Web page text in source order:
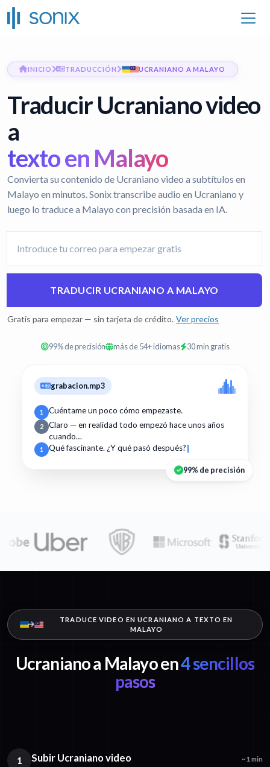
INICIO TRADUCCIÓN UCRANIANO A MALAYO
Traducir Ucraniano video
a
texto en Malayo
Convierta su contenido de Ucraniano video a subtítulos en
Malayo en minutos. Sonix transcribe audio en Ucraniano y
luego lo traduce a Malayo con precisión basada en IA.
TRADUCIR UCRANIANO A MALAYO
Gratis para empezar — sin tarjeta de crédito. Ver precios
99% de precisión más de 54+ idiomas 30 min gratis
grabacion.mp3
1 Cuéntame un poco cómo empezaste.
2
Claro — en realidad todo empezó hace unos años
cuando…
1 Qué fascinante. ¿Y qué pasó después?
99% de precisión
TRADUCE VIDEO EN UCRANIANO A TEXTO EN
MALAYO
Ucraniano a Malayo en4 sencillos
pasos
1 Subir Ucraniano video ~1 min